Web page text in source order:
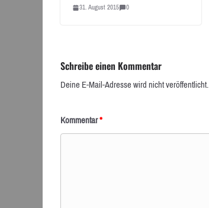
31. August 2015 0
Schreibe einen Kommentar
Deine E-Mail-Adresse wird nicht veröffentlicht.
Kommentar*